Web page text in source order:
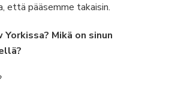
että pääsemme takaisin.
Mikä on sinun